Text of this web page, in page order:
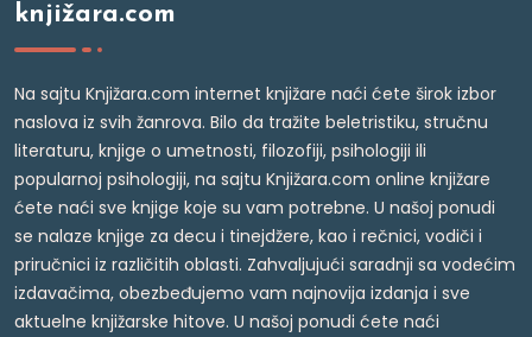
knjižara.com
Na sajtu Knjižara.com internet knjižare naći ćete širok izbor
naslova iz svih žanrova. Bilo da tražite beletristiku, stručnu
literaturu, knjige o umetnosti, filozofiji, psihologiji ili
popularnoj psihologiji, na sajtu Knjižara.com online knjižare
ćete naći sve knjige koje su vam potrebne. U našoj ponudi
se nalaze knjige za decu i tinejdžere, kao i rečnici, vodiči i
priručnici iz različitih oblasti. Zahvaljujući saradnji sa vodećim
izdavačima, obezbeđujemo vam najnovija izdanja i sve
aktuelne knjižarske hitove. U našoj ponudi ćete naći